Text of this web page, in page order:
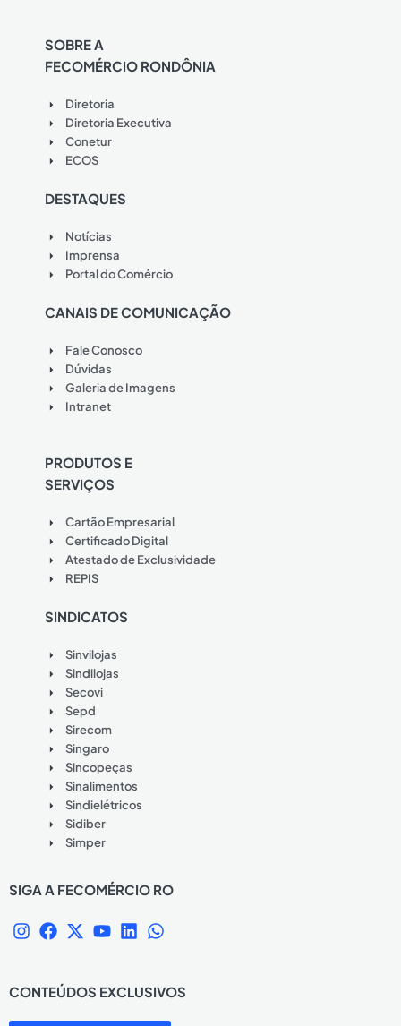
SOBRE A
FECOMÉRCIO RONDÔNIA
Diretoria
Diretoria Executiva
Conetur
ECOS
DESTAQUES
Notícias
Imprensa
Portal do Comércio
CANAIS DE COMUNICAÇÃO
Fale Conosco
Dúvidas
Galeria de Imagens
Intranet
PRODUTOS E
SERVIÇOS
Cartão Empresarial
Certificado Digital
Atestado de Exclusividade
REPIS
SINDICATOS
Sinvilojas
Sindilojas
Secovi
Sepd
Sirecom
Singaro
Sincopeças
Sinalimentos
Sindielétricos
Sidiber
Simper
SIGA A FECOMÉRCIO RO
I
n
a
g
F
a
b
o
X
-
i
t
Y
o
u
b
L
i
e
d
W
h
s
a
CONTEÚDOS EXCLUSIVOS